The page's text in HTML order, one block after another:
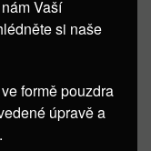
Vaší
si naše
formě pouzdra
úpravě a